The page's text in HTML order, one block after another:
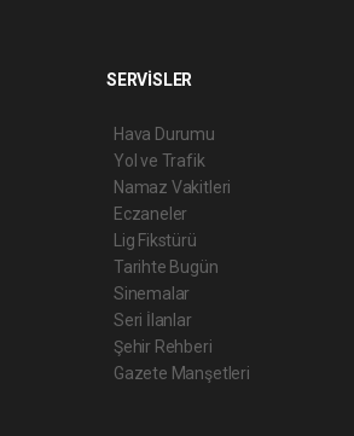
SERVİSLER
Hava Durumu
Yol ve Trafik
Namaz Vakitleri
Eczaneler
Lig Fikstürü
Tarihte Bugün
Sinemalar
Seri İlanlar
Şehir Rehberi
Gazete Manşetleri